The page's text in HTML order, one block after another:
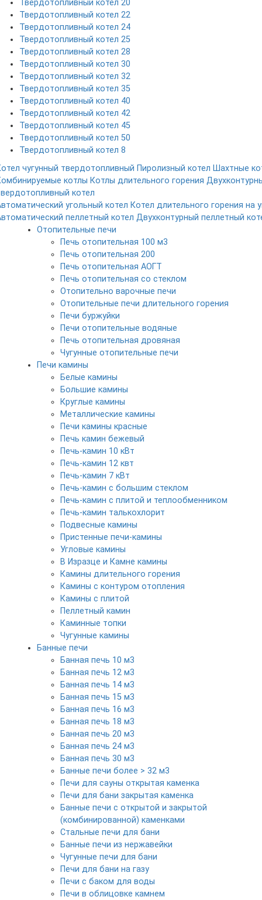
Твердотопливный котел 20
Твердотопливный котел 22
Твердотопливный котел 24
Твердотопливный котел 25
Твердотопливный котел 28
Твердотопливный котел 30
Твердотопливный котел 32
Твердотопливный котел 35
Твердотопливный котел 40
Твердотопливный котел 42
Твердотопливный котел 45
Твердотопливный котел 50
Твердотопливный котел 8
чугунный твердотопливный Пиролизный котел Шахтные
котлы Котлы длительного горения
котел
угольный котел Котел длительного горения на
пеллетный котел Двухконтурный пеллетный
Отопительные печи
Печь отопительная 100 м3
Печь отопительная 200
Печь отопительная АОГТ
Печь отопительная со стеклом
Отопительно варочные печи
Отопительные печи длительного горения
Печи буржуйки
Печи отопительные водяные
Печь отопительная дровяная
Чугунные отопительные печи
Печи камины
Белые камины
Большие камины
Круглые камины
Металлические камины
Печи камины красные
Печь камин бежевый
Печь-камин 10 кВт
Печь-камин 12 квт
Печь-камин 7 кВт
Печь-камин с большим стеклом
Печь-камин с плитой и теплообменником
Печь-камин талькохлорит
Подвесные камины
Пристенные печи-камины
Угловые камины
В Изразце и Камне камины
Камины длительного горения
Камины с контуром отопления
Камины с плитой
Пеллетный камин
Каминные топки
Чугунные камины
Банные печи
Банная печь 10 м3
Банная печь 12 м3
Банная печь 14 м3
Банная печь 15 м3
Банная печь 16 м3
Банная печь 18 м3
Банная печь 20 м3
Банная печь 24 м3
Банная печь 30 м3
Банные печи более > 32 м3
Печи для сауны открытая каменка
Печи для бани закрытая каменка
Банные печи с открытой и закрытой
(комбинированной) каменками
Стальные печи для бани
Банные печи из нержавейки
Чугунные печи для бани
Печи для бани на газу
Печи с баком для воды
Печи в облицовке камнем